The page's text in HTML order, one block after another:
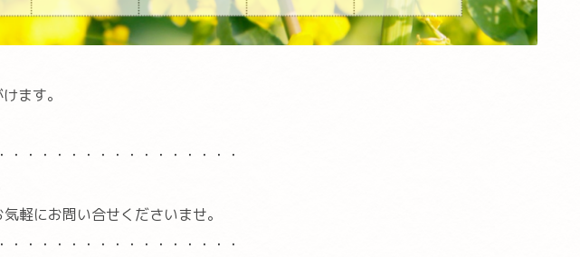
ます。
・・・・・・・・・・・・・・・
軽にお問い合せくださいませ。
・・・・・・・・・・・・・・・